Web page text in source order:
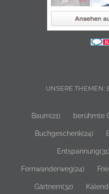
UNSERE THEMEN:
Baum(21) berühmte
Buchgeschenk(24)
Entspannung(31)
Fernwanderweg(24)
Gärtnern(32)